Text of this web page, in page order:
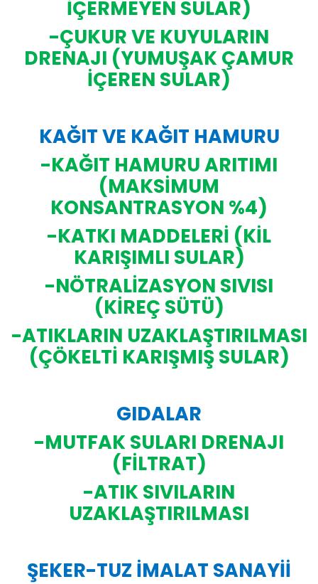
İÇERMEYEN SULAR)
-ÇUKUR VE KUYULARIN
DRENAJI (YUMUŞAK ÇAMUR
İÇEREN SULAR)
KAĞIT VE KAĞIT HAMURU
-KAĞIT HAMURU ARITIMI
(MAKSİMUM
KONSANTRASYON %4)
-KATKI MADDELERİ (KİL
KARIŞIMLI SULAR)
-NÖTRALİZASYON SIVISI
(KİREÇ SÜTÜ)
-ATIKLARIN UZAKLAŞTIRILMASI
(ÇÖKELTİ KARIŞMIŞ SULAR)
GIDALAR
-MUTFAK SULARI DRENAJI
(FİLTRAT)
-ATIK SIVILARIN
UZAKLAŞTIRILMASI
ŞEKER-TUZ İMALAT SANAYİİ